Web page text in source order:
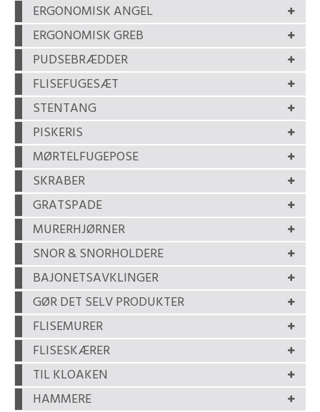
ERGONOMISK ANGEL
ERGONOMISK GREB
PUDSEBRÆDDER
FLISEFUGESÆT
STENTANG
PISKERIS
MØRTELFUGEPOSE
SKRABER
GRATSPADE
MURERHJØRNER
SNOR & SNORHOLDERE
BAJONETSAVKLINGER
GØR DET SELV PRODUKTER
FLISEMURER
FLISESKÆRER
TIL KLOAKEN
HAMMERE